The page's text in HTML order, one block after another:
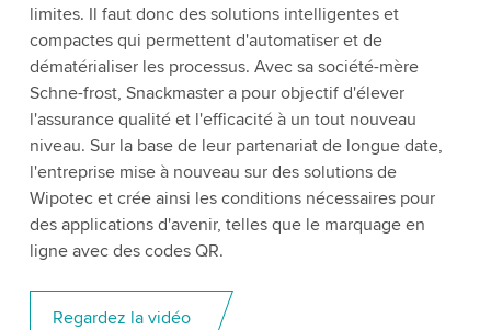
limites. Il faut donc des solutions intelligentes et
compactes qui permettent d'automatiser et de
dématérialiser les processus. Avec sa société-mère
Schne-frost, Snackmaster a pour objectif d'élever
l'assurance qualité et l'efficacité à un tout nouveau
niveau. Sur la base de leur partenariat de longue date,
l'entreprise mise à nouveau sur des solutions de
Wipotec et crée ainsi les conditions nécessaires pour
des applications d'avenir, telles que le marquage en
ligne avec des codes QR.
Regardez la vidéo